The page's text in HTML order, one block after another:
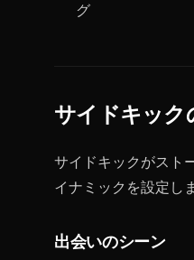
グ
サイドキック
サイドキックがスト
イナミックを設定し
出会いのシーン